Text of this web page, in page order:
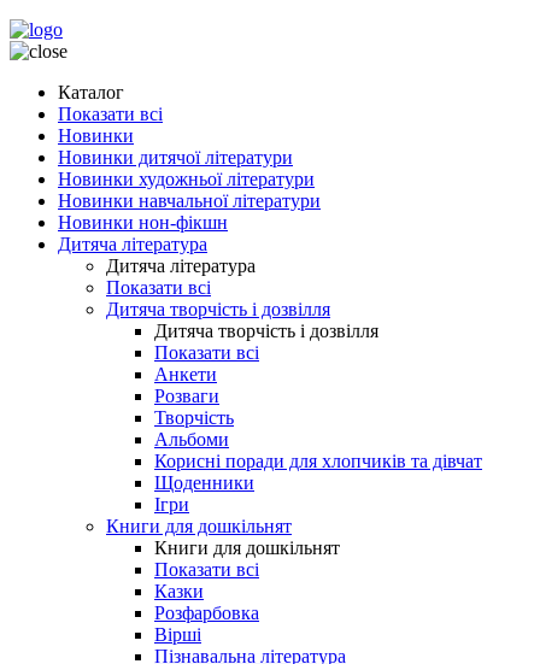
Каталог
Показати всі
Новинки
Новинки дитячої літератури
Новинки художньої літератури
Новинки навчальної літератури
Новинки нон-фікшн
Дитяча література
Дитяча література
Показати всі
Дитяча творчість і дозвілля
Дитяча творчість і дозвілля
Показати всі
Анкети
Розваги
Творчість
Альбоми
Корисні поради для хлопчиків та дівчат
Щоденники
Ігри
Книги для дошкільнят
Книги для дошкільнят
Показати всі
Казки
Розфарбовка
Вірші
Пізнавальна література